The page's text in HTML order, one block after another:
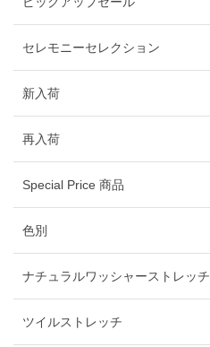
セレモニーセレクション
新入荷
再入荷
Special Price 商品
色別
ナチュラルワッシャーストレッチ
ツイルストレッチ